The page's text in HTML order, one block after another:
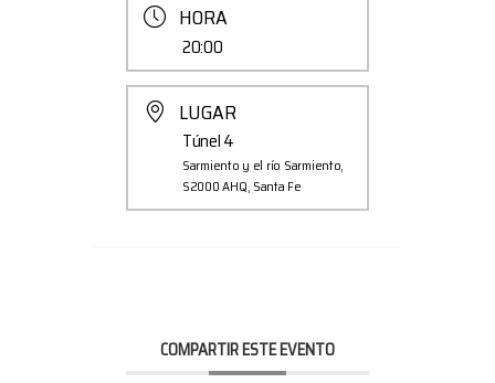
HORA
20:00
LUGAR
Túnel 4
Sarmiento y el río Sarmiento,
S2000 AHQ, Santa Fe
COMPARTIR ESTE EVENTO